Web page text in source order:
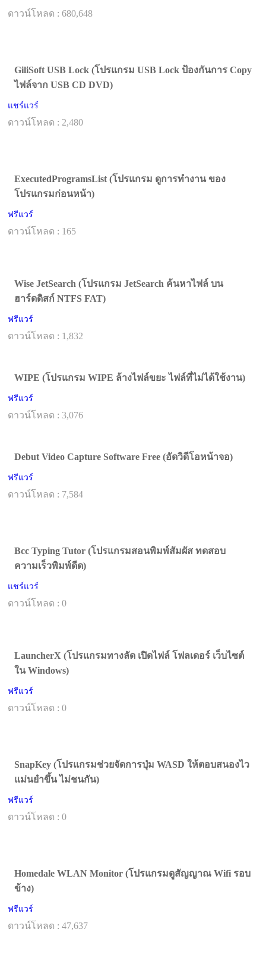
ดาวน์โหลด : 680,648
GiliSoft USB Lock (โปรแกรม USB Lock ป้องกันการ Copy
ไฟล์จาก USB CD DVD)
แชร์แวร์
ดาวน์โหลด : 2,480
ExecutedProgramsList (โปรแกรม ดูการทำงาน ของ
โปรแกรมก่อนหน้า)
ฟรีแวร์
ดาวน์โหลด : 165
Wise JetSearch (โปรแกรม JetSearch ค้นหาไฟล์ บน
ฮาร์ดดิสก์ NTFS FAT)
ฟรีแวร์
ดาวน์โหลด : 1,832
WIPE (โปรแกรม WIPE ล้างไฟล์ขยะ ไฟล์ที่ไม่ได้ใช้งาน)
ฟรีแวร์
ดาวน์โหลด : 3,076
Debut Video Capture Software Free (อัดวิดีโอหน้าจอ)
ฟรีแวร์
ดาวน์โหลด : 7,584
Bcc Typing Tutor (โปรแกรมสอนพิมพ์สัมผัส ทดสอบ
ความเร็วพิมพ์ดีด)
แชร์แวร์
ดาวน์โหลด : 0
LauncherX (โปรแกรมทางลัด เปิดไฟล์ โฟลเดอร์ เว็บไซต์
ใน Windows)
ฟรีแวร์
ดาวน์โหลด : 0
SnapKey (โปรแกรมช่วยจัดการปุ่ม WASD ให้ตอบสนองไว
แม่นยำขึ้น ไม่ชนกัน)
ฟรีแวร์
ดาวน์โหลด : 0
Homedale WLAN Monitor (โปรแกรมดูสัญญาณ Wifi รอบ
ข้าง)
ฟรีแวร์
ดาวน์โหลด : 47,637